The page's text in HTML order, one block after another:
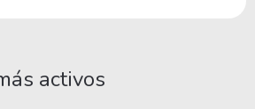
activos